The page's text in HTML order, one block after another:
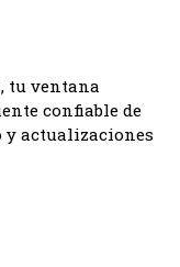
tu ventana
confiable de
actualizaciones